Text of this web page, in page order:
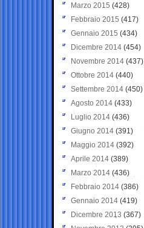
Marzo 2015 (428)
Febbraio 2015 (417)
Gennaio 2015 (434)
Dicembre 2014 (454)
Novembre 2014 (437)
Ottobre 2014 (440)
Settembre 2014 (450)
Agosto 2014 (433)
Luglio 2014 (436)
Giugno 2014 (391)
Maggio 2014 (392)
Aprile 2014 (389)
Marzo 2014 (436)
Febbraio 2014 (386)
Gennaio 2014 (419)
Dicembre 2013 (367)